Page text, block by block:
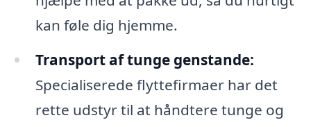
kan føle dig hjemme.
Transport af tunge genstande:
Specialiserede flyttefirmaer har det
rette udstyr til at håndtere tunge og